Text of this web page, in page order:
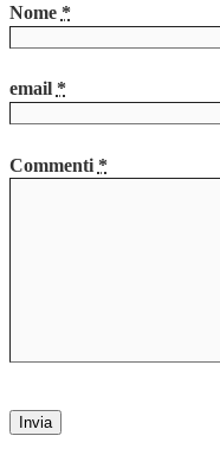
Nome *
email *
Commenti *